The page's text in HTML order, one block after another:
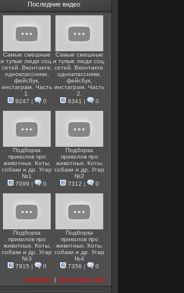
Последние видео
Самые смешные
и тупые люди соц.
сетей. Вконтакте,
одноклассники,
фейсбук,
инстаграм. Часть
1.
9247 | 0
Самые смешные
и тупые люди соц.
сетей. Вконтакте,
одноклассники,
фейсбук,
инстаграм. Часть
2.
8341 | 0
Подборка
приколов про
животных. Коты,
собаки и др. Угар
№1
7099 | 0
Подборка
приколов про
животных. Коты,
собаки и др. Угар
№2
7312 | 0
Подборка
приколов про
животных. Коты,
собаки и др. Угар
№3
7915 | 0
Подборка
приколов про
животных. Коты,
собаки и др. Угар
№4
7356 | 0
добавить | посмотреть все